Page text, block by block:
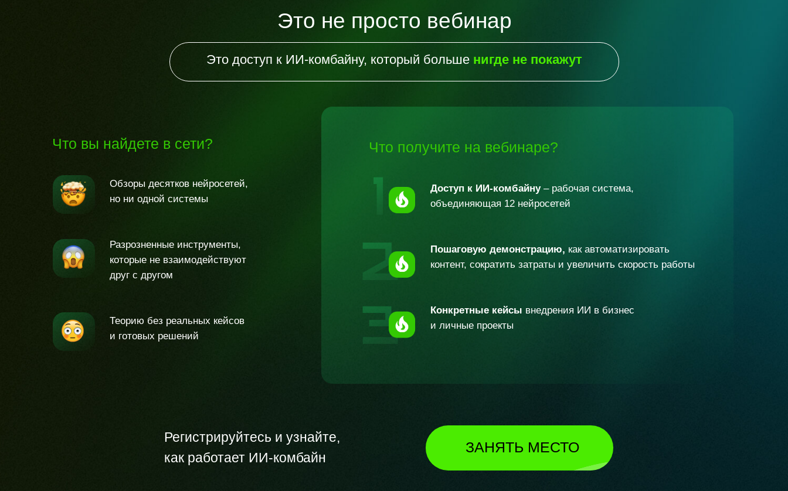
Это не просто вебинар
Регистрируйтесь и узнайте,
как работает ИИ-комбайн
Что вы найдете в сети?
Это доступ к ИИ-комбайну, который больше нигде не покажут
ЗАНЯТЬ МЕСТО
Обзоры десятков нейросетей,
но ни одной системы
Разрозненные инструменты,
которые не взаимодействуют
друг с другом
Теорию без реальных кейсов
и готовых решений
Доступ к ИИ-комбайну– рабочая система,
объединяющая 12 нейросетей
Пошаговую демонстрацию, как автоматизировать
контент, сократить затраты и увеличить скорость работы
Конкретные кейсы внедрения ИИ в бизнес
и личные проекты
Что получите на вебинаре?